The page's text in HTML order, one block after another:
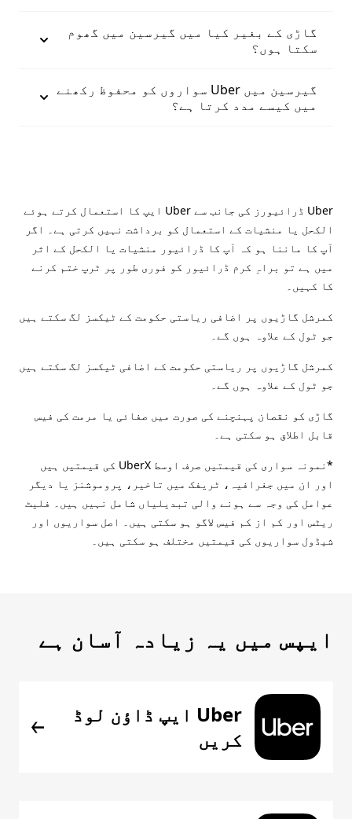
گاڑی کے بغیر کیا میں گیرسین میں گھوم
سکتا ہوں؟
گیرسین میں Uber سواروں کو محفوظ رکھنے
میں کیسے مدد کرتا ہے؟
Uber ڈرائیورز کی جانب سے Uber ایپ کا استعمال کرتے ہوئے
الکحل یا منشیات کے استعمال کو برداشت نہیں کرتی ہے۔ اگر
آپ کا ماننا ہو کہ آپ کا ڈرائیور منشیات یا الکحل کے اثر
میں ہے تو براہِ کرم ڈرائیور کو فوری طور پر ٹرپ ختم کرنے
کا کہیں۔
کمرشل گاڑیوں پر اضافی ریاستی حکومت کے ٹیکسز لگ سکتے ہیں
جو ٹول کے علاوہ ہوں گے۔
کمرشل گاڑیوں پر ریاستی حکومت کے اضافی ٹیکسز لگ سکتے ہیں
جو ٹول کے علاوہ ہوں گے۔
گاڑی کو نقصان پہنچنے کی صورت میں صفائی یا مرمت کی فیس
قابل اطلاق ہو سکتی ہے۔
*نمونہ سواری کی قیمتیں صرف اوسط UberX کی قیمتیں ہیں
اور ان میں جغرافیہ، ٹریفک میں تاخیر، پروموشنز یا دیگر
عوامل کی وجہ سے ہونے والی تبدیلیاں شامل نہیں ہیں۔ فلیٹ
ریٹس اور کم از کم فیس لاگو ہو سکتی ہیں۔ اصل سواریوں اور
شیڈول سواریوں کی قیمتیں مختلف ہو سکتی ہیں۔
ایپس میں یہ زیادہ آسان ہے
Uber ایپ ڈاؤن لوڈ
کریں